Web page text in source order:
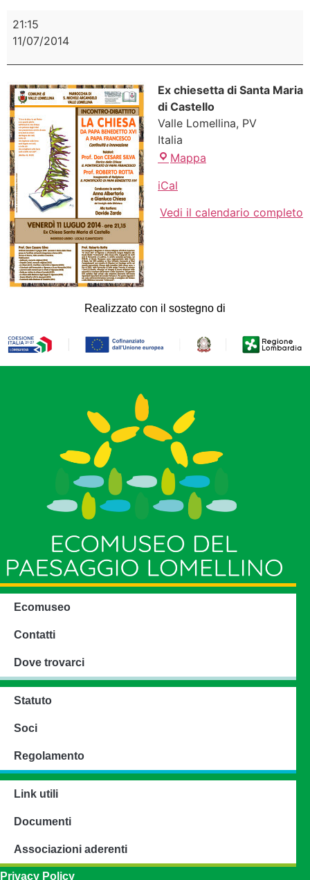
21:15
11/07/2014
Ex chiesetta di Santa Maria
di Castello
Valle Lomellina, PV
Italia
Mappa
iCal
Vedi il calendario completo
Realizzato con il sostegno di
Ecomuseo
Contatti
Dove trovarci
Statuto
Soci
Regolamento
Link utili
Documenti
Associazioni aderenti
Privacy Policy